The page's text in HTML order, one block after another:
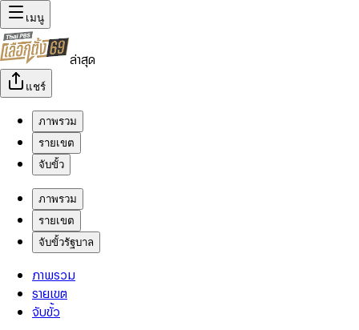
เมนู
ล่าสุด
แชร์
ภาพรวม
รายเขต
จับขั้ว
ภาพรวม
รายเขต
จับขั้วรัฐบาล
ภาพรวม
รายเขต
จับขั้ว